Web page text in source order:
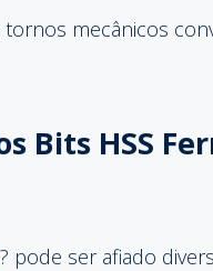
mecânicos
Bits HSS
? pode ser afiado